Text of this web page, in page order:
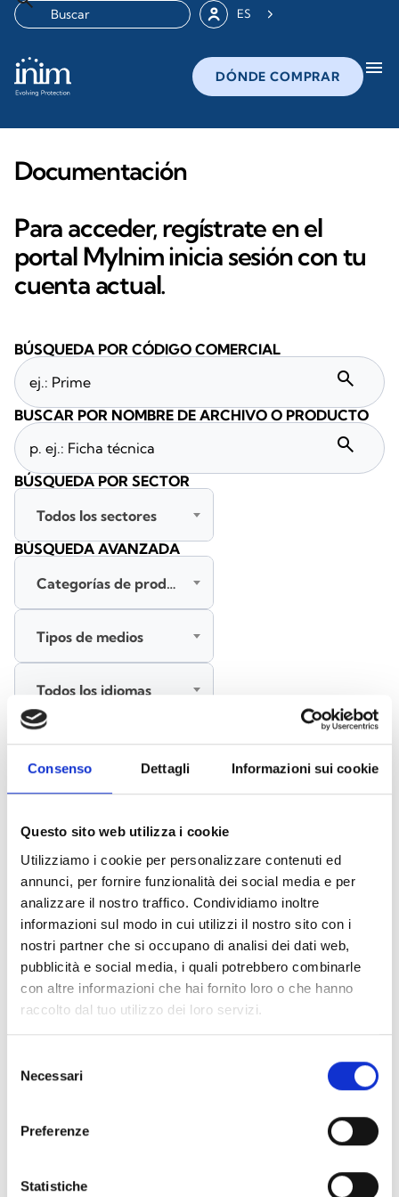
Consenso Dettagli Informazioni sui cookie
Questo sito web utilizza i cookie
Utilizziamo i cookie per personalizzare contenuti ed
annunci, per fornire funzionalità dei social media e per
analizzare il nostro traffico. Condividiamo inoltre
informazioni sul modo in cui utilizzi il nostro sito con i
nostri partner che si occupano di analisi dei dati web,
pubblicità e social media, i quali potrebbero combinarle
con altre informazioni che hai fornito loro o che hanno
raccolto dal tuo utilizzo dei loro servizi.
delNecessari
Preferenze
Statistiche
ES
DÓNDE COMPRAR menu
Documentación
Para acceder, regístrate en el
portal MyInim inicia sesión con tu
cuenta actual.
Accesorios bases EB00 - Materiales(47)
Accesorios para la prueba de detectores - Materiales
Accesorios para detectores Enea - Materiales (35)
Accesorios Senseware
Accesorios de la serie Industrial (17)
Seleccionar todo
Inicia sesión antes de descargar los contenidos con el
iconolock
BÚSQUEDA POR CÓDIGO COMERCIAL
search
BUSCAR POR NOMBRE DE ARCHIVO O PRODUCTO
search
BÚSQUEDA POR SECTOR
Todos los sectores
BÚSQUEDA AVANZADA
Categorías de productos
Tipos de medios
Todos los idiomas
BUSCAR
BORRAR FILTROS